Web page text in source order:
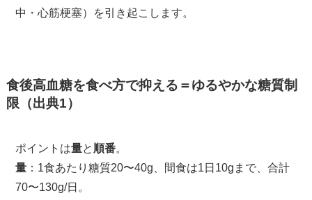
中・心筋梗塞）を引き起こします。
食後高血糖を食べ方で抑える＝ゆるやかな糖質制
限（出典1）
ポイントは量と 順番。
量 ：1食あたり糖質20〜40g、間食は1日10gまで、合計
70〜130g/日。